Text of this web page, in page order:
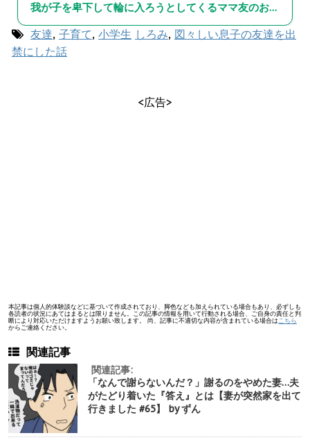
我が子を卑下して輪に入ろうとしてくるママ友のお話～総集編～
友達, 子育て, 小学生 しろみ, 図々しい息子の友達を出
禁にした話
<広告>
本記事は個人的体験談などに基づいて作成されており、脚色なども加えられている場合もあり、必ずしも
各読者の状況にあてはまるとは限りません。この記事の情報を用いて行動される場合、ご自身の責任と判
断により対応いただけますようお願い致します。 尚、記事に不適切な内容が含まれている場合は こちら
からご連絡ください。
関連記事
関連記事:
「なんで謝らないんだ？」謝るのをやめた妻…夫
がたどり着いた『答え』とは【妻が突然家を出て
行きました #65】 by ずん